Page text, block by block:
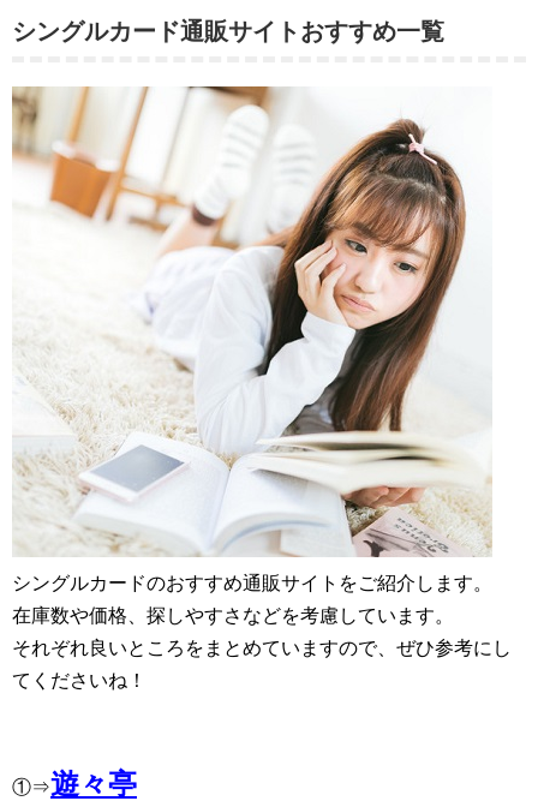
シングルカード通販サイトおすすめ一覧
シングルカードのおすすめ通販サイトをご紹介します。
在庫数や価格、探しやすさなどを考慮しています。
それぞれ良いところをまとめていますので、ぜひ参考にし
てくださいね！
①⇒遊々亭